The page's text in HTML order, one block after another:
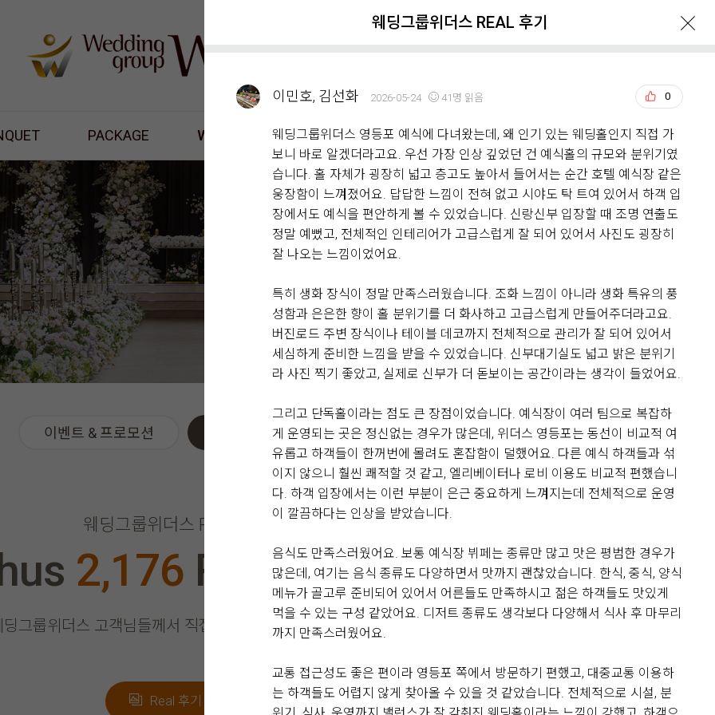
PACKAGE WHAT'S NEW RESERVATION GUIDE LOCATION
What's New
이벤트 & 프로모션 위더스 Real 후기
웨딩그룹위더스 REAL 후기
2,176 Real Review
그룹위더스 고객님들께서 직접 작성해주신 소중한 후기
Real 후기 쓰기
웨딩그룹위더스 REAL 후기
이민호, 김선화 2026-05-24 41명 읽음 0
웨딩그룹위더스 영등포 예식에 다녀왔는데, 왜 인기 있는 웨딩홀인지 직접 가
보니 바로 알겠더라고요. 우선 가장 인상 깊었던 건 예식홀의 규모와 분위기였
습니다. 홀 자체가 굉장히 넓고 층고도 높아서 들어서는 순간 호텔 예식장 같은
웅장함이 느껴졌어요. 답답한 느낌이 전혀 없고 시야도 탁 트여 있어서 하객 입
장에서도 예식을 편안하게 볼 수 있었습니다. 신랑신부 입장할 때 조명 연출도
정말 예뻤고, 전체적인 인테리어가 고급스럽게 잘 되어 있어서 사진도 굉장히
잘 나오는 느낌이었어요.
특히 생화 장식이 정말 만족스러웠습니다. 조화 느낌이 아니라 생화 특유의 풍
성함과 은은한 향이 홀 분위기를 더 화사하고 고급스럽게 만들어주더라고요.
버진로드 주변 장식이나 테이블 데코까지 전체적으로 관리가 잘 되어 있어서
세심하게 준비한 느낌을 받을 수 있었습니다. 신부대기실도 넓고 밝은 분위기
라 사진 찍기 좋았고, 실제로 신부가 더 돋보이는 공간이라는 생각이 들었어요.
그리고 단독홀이라는 점도 큰 장점이었습니다. 예식장이 여러 팀으로 복잡하
게 운영되는 곳은 정신없는 경우가 많은데, 위더스 영등포는 동선이 비교적 여
유롭고 하객들이 한꺼번에 몰려도 혼잡함이 덜했어요. 다른 예식 하객들과 섞
이지 않으니 훨씬 쾌적할 것 같고, 엘리베이터나 로비 이용도 비교적 편했습니
다. 하객 입장에서는 이런 부분이 은근 중요하게 느껴지는데 전체적으로 운영
이 깔끔하다는 인상을 받았습니다.
음식도 만족스러웠어요. 보통 예식장 뷔페는 종류만 많고 맛은 평범한 경우가
많은데, 여기는 음식 종류도 다양하면서 맛까지 괜찮았습니다. 한식, 중식, 양식
메뉴가 골고루 준비되어 있어서 어른들도 만족하시고 젊은 하객들도 맛있게
먹을 수 있는 구성 같았어요. 디저트 종류도 생각보다 다양해서 식사 후 마무리
까지 만족스러웠어요.
교통 접근성도 좋은 편이라 영등포 쪽에서 방문하기 편했고, 대중교통 이용하
는 하객들도 어렵지 않게 찾아올 수 있을 것 같았습니다. 전체적으로 시설, 분